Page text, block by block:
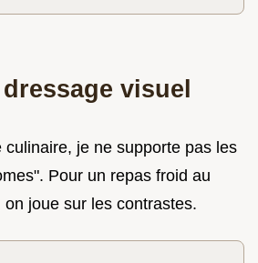
visuel
culinaire, je ne supporte pas les
Pour un repas froid au
joue sur les contrastes.